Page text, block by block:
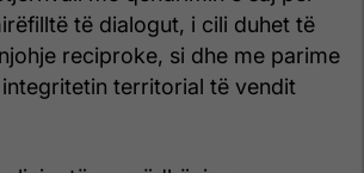
të dialogut, i cili duhet të
reciproke, si dhe me parime
territorial të vendit